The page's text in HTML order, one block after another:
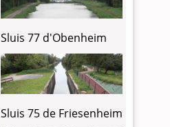
Sluis 77 d'Obenheim
Sluis 75 de Friesenheim